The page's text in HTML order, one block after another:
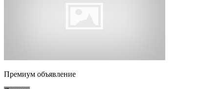
Премиум объявление